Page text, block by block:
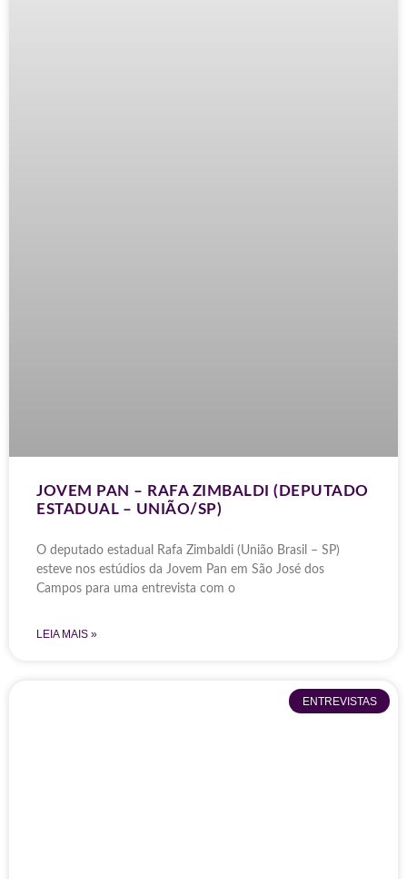
JOVEM PAN – RAFA ZIMBALDI (DEPUTADO
ESTADUAL – UNIÃO/SP)
O deputado estadual Rafa Zimbaldi (União Brasil – SP)
esteve nos estúdios da Jovem Pan em São José dos
Campos para uma entrevista com o
LEIA MAIS »
ENTREVISTAS